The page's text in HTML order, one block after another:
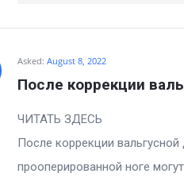
Asked: August 8, 2022
После коррекции
ЧИТАТЬ
После коррекции
прооперированной ноге